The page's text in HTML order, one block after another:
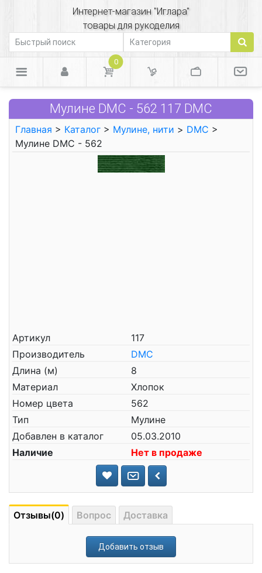
Интернет-магазин "Иглара"
товары для рукоделия
0
Мулине DMC - 562 117 DMC
Главная > Каталог > Мулине, нити > DMC >
Мулине DMC - 562
Артикул
117
Производитель
DMC
Длина (м)
8
Материал
Хлопок
Номер цвета
562
Тип
Мулине
Добавлен в каталог
05.03.2010
Наличие
Нет в продаже
Отзывы(0) Вопрос Доставка
Добавить отзыв